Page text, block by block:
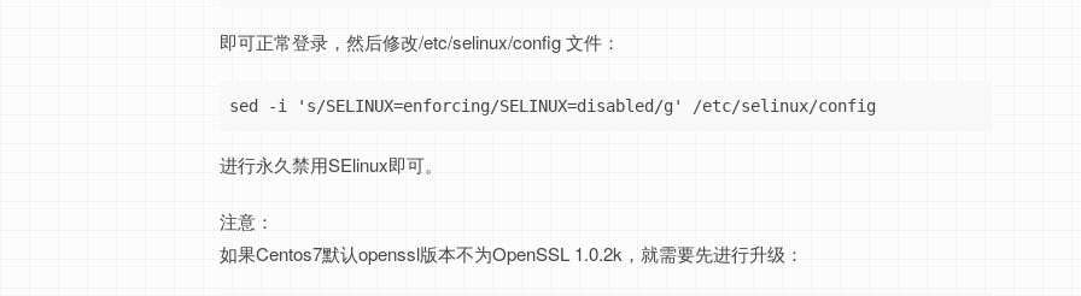
即可正常登录，然后修改/etc/selinux/config 文件：
sed -i 's/SELINUX=enforcing/SELINUX=disabled/g' /etc/selinux/config
进行永久禁用SElinux即可。
注意：
如果Centos7默认openssl版本不为OpenSSL 1.0.2k，就需要先进行升级：